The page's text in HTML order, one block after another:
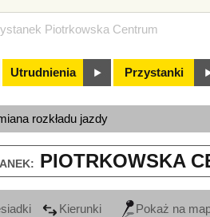
Piotrkowska Centrum
Utrudnienia Przystanki
rozkładu jazdy
PIOTRKOWSKA
Kierunki Pokaż na